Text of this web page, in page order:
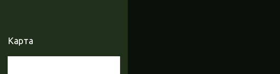
Карта